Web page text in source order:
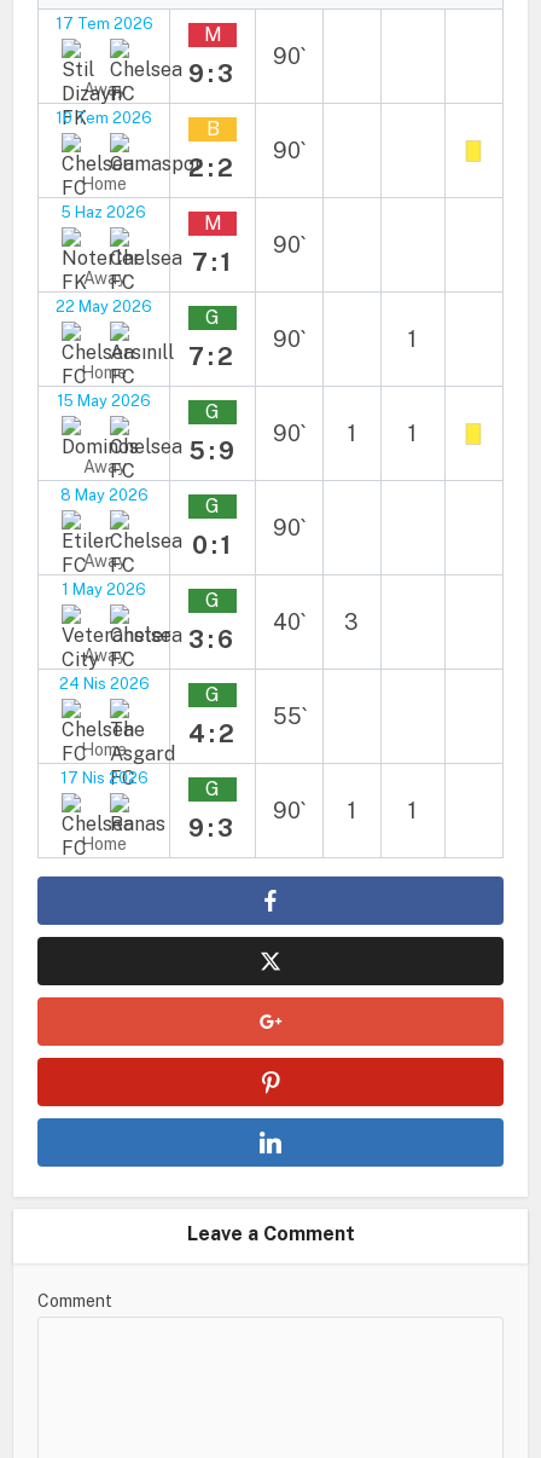
17 Tem 2026
Away
M
9:3
90`
10 Tem 2026
Home
B
2:2
90`
5 Haz 2026
Away
M
7:1
90`
22 May 2026
Home
G
7:2
90` 1
15 May 2026
Away
G
5:9
90` 1 1
8 May 2026
Away
G
0:1
90`
1 May 2026
Away
G
3:6
40` 3
24 Nis 2026
Home
G
4:2
55`
17 Nis 2026
Home
G
9:3
90` 1 1
Leave a Comment
Comment